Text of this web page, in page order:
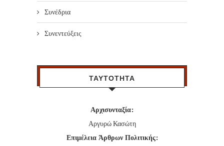
Συνέδρια
Συνεντεύξεις
ΤΑΥΤΟΤΗΤΑ
Αρχισυνταξία:
Αργυρώ Κασώτη
Επιμέλεια Άρθρων Πολιτικής: